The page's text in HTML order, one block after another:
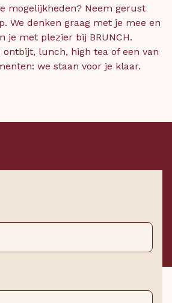
mogelijkheden? Neem gerust
We denken graag met je mee en
je met plezier bij BRUNCH.
lunch, high tea of een van
we staan voor je klaar.